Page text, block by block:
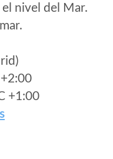
nivel del Mar.
+1:00